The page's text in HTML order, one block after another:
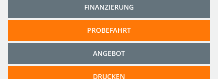
FINANZIERUNG
PROBEFAHRT
ANGEBOT
DRUCKEN